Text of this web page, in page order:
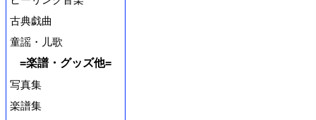
古典戯曲
童謡・儿歌
=楽譜・グッズ他=
写真集
楽譜集